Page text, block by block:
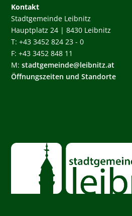
Kontakt
Stadtgemeinde Leibnitz
Hauptplatz 24 | 8430 Leibnitz
T: +43 3452 824 23 - 0
F: +43 3452 848 11
M:stadtgemeinde@leibnitz.at
Öffnungszeiten und Standorte